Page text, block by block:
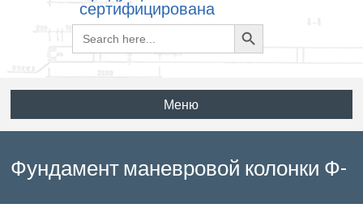
сертифицирована
Search
for:
Search
Button
Меню
Фундамент маневровой колонки Ф-